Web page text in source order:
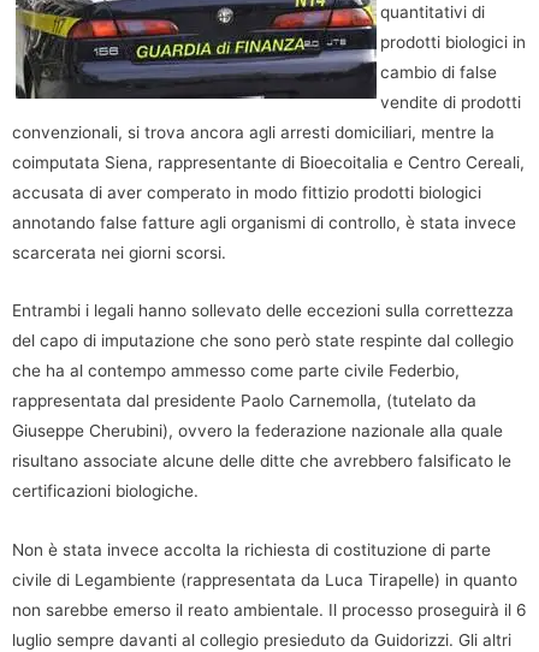
quantitativi di
prodotti biologici in
cambio di false
vendite di prodotti
convenzionali, si trova ancora agli arresti domiciliari, mentre la
coimputata Siena, rappresentante di Bioecoitalia e Centro Cereali,
accusata di aver comperato in modo fittizio prodotti biologici
annotando false fatture agli organismi di controllo, è stata invece
scarcerata nei giorni scorsi.
Entrambi i legali hanno sollevato delle eccezioni sulla correttezza
del capo di imputazione che sono però state respinte dal collegio
che ha al contempo ammesso come parte civile Federbio,
rappresentata dal presidente Paolo Carnemolla, (tutelato da
Giuseppe Cherubini), ovvero la federazione nazionale alla quale
risultano associate alcune delle ditte che avrebbero falsificato le
certificazioni biologiche.
Non è stata invece accolta la richiesta di costituzione di parte
civile di Legambiente (rappresentata da Luca Tirapelle) in quanto
non sarebbe emerso il reato ambientale. Il processo proseguirà il 6
luglio sempre davanti al collegio presieduto da Guidorizzi. Gli altri